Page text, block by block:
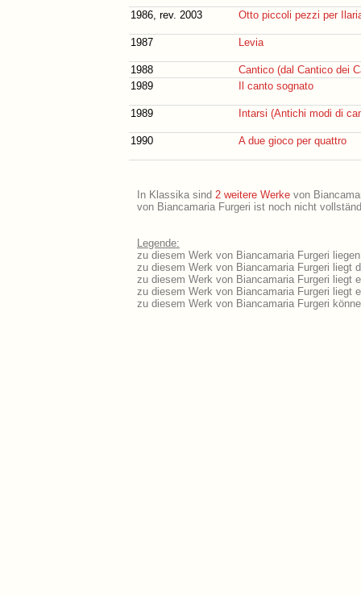
1986, rev. 2003 Otto piccoli pezzi per
1987 Levia
1988
Cantico (dal Cantico dei
1989
Il canto sognato
1989 Intarsi (Antichi modi di
1990 A due gioco per quattro
In Klassika sind 2 weitere Werke von
von Biancamaria Furgeri ist noch nicht
Legende:
zu diesem Werk von Biancamaria Furgeri
zu diesem Werk von Biancamaria Furgeri liegt
zu diesem Werk von Biancamaria Furgeri liegt
zu diesem Werk von Biancamaria Furgeri liegt
zu diesem Werk von Biancamaria Furgeri